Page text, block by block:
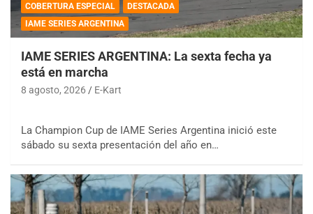
COBERTURA ESPECIAL
DESTACADA
IAME SERIES ARGENTINA
IAME SERIES ARGENTINA: La sexta fecha ya
está en marcha
8 agosto, 2026 E-Kart
La Champion Cup de IAME Series Argentina inició este
sábado su sexta presentación del año en…